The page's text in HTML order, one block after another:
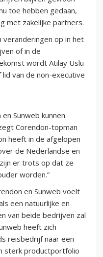
toe hebben gedaan,
met zakelijke partners.
op in het
of in de
wordt Atilay Uslu
van de non-executive
Sunweb kunnen
Corendon-topman
heeft in de afgelopen
de Nederlandse en
er trots op dat ze
worden.”
en Sunweb voelt
een natuurlijke en
van beide bedrijven zal
heeft zich
reisbedrijf naar een
sterk productportfolio